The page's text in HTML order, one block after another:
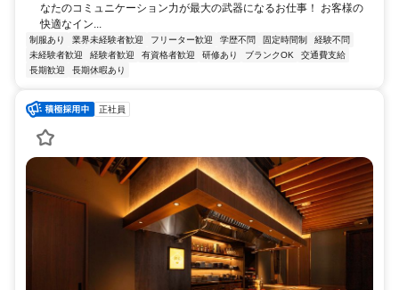
なたのコミュニケーション力が最大の武器になるお仕事！ お客様の
快適なイン...
制服あり 業界未経験者歓迎 フリーター歓迎 学歴不問 固定時間制
経験不問
未経験者歓迎
経験者歓迎 有資格者歓迎 研修あり ブランクOK
交通費支給
長期歓迎
長期休暇あり
正社員